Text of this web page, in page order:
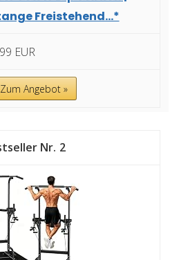
Freistehend...*
EUR
Angebot »
2